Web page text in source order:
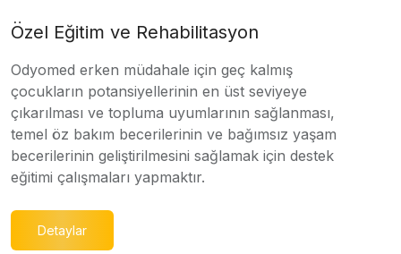
Özel Eğitim ve Rehabilitasyon
Odyomed erken müdahale için geç kalmış
çocukların potansiyellerinin en üst seviyeye
çıkarılması ve topluma uyumlarının sağlanması,
temel öz bakım becerilerinin ve bağımsız yaşam
becerilerinin geliştirilmesini sağlamak için destek
eğitimi çalışmaları yapmaktır.
Detaylar